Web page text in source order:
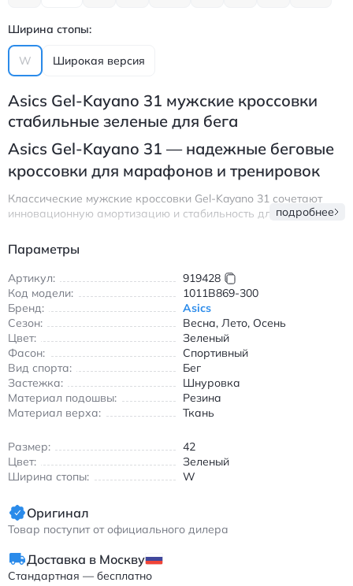
Ширина стопы:
W Широкая версия
Asics Gel-Kayano 31 мужские кроссовки
стабильные зеленые для бега
Asics Gel-Kayano 31 — надежные беговые
кроссовки для марафонов и тренировок
Классические мужские кроссовки Gel-Kayano 31 сочетают
инновационную амортизацию и стабильность для длительных
верха с сетчатой структурой, обеспечивающей комфорт даже
в интенсивных условиях. Подошва с технологией Gel
поглощает ударные нагрузки, делая каждый шаг легким и
безопасным.
Идеально подходят для бега по асфальту и беговой дорожке
благодаря прочной резиновой подошве с несользящим
покрытием. Удобная шнуровка обеспечивает плотную
посадку, а анатомическая стелька поддерживает свод стопы.
Зеленый цвет с желтыми акцентами добавляет спортивной
эстетики без излишней яркости.
Эти кроссовки станут надежным выбором для бегунов,
весеннего, летнего и осеннего сезона благодаря
вентилируемой конструкции.
Асикс Гел-Кайано 31 мужские кроссовки стабильные зеленые
подробнее
Параметры
Артикул:
919428
Код модели:
1011B869-300
Бренд:
Asics
Сезон:
Весна, Лето, Осень
Цвет:
Зеленый
Фасон:
Спортивный
Вид спорта:
Бег
Застежка:
Шнуровка
Материал подошвы:
Резина
Материал верха:
Ткань
Размер:
42
Цвет:
Зеленый
Ширина стопы:
W
Оригинал
Товар поступит от официального дилера
Доставка в Москву
Стандартная — бесплатно